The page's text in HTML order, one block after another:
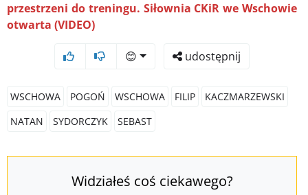
przestrzeni do treningu. Siłownia CKiR we Wschowie
otwarta (VIDEO)
😊 udostępnij
WSCHOWA POGOŃ WSCHOWA FILIP
KACZMARZEWSKI
NATAN
SYDORCZYK SEBAST
Widziałeś coś ciekawego?